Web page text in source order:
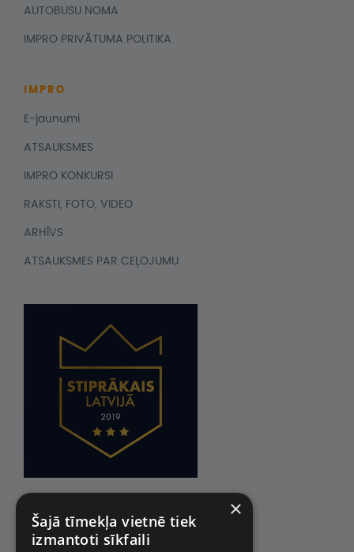
AUTOBUSU NOMA
IMPRO PRIVĀTUMA POLITIKA
IMPRO
E-jaunumi
ATSAUKSMES
IMPRO KONKURSI
RAKSTI, FOTO, VIDEO
ARHĪVS
ATSAUKSMES PAR CEĻOJUMU
×
Šajā tīmekļa vietnē tiek
izmantoti sīkfaili